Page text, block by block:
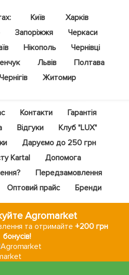
Київ
Харків
Запоріжжя
Черкаси
Нікополь
Чернівці
Львів
Полтава
Чернігів Житомир
Контакти
Гарантія
Відгуки
Клуб "LUX"
Даруємо до 250 грн
Kartal
Допомога
Передзамовлення
Оптовий прайс Бренди
Agromarket
та отримайте+200 грн
бонусів!